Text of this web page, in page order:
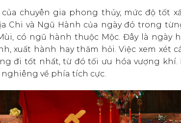
chuyên gia phong thủy, mức độ tốt
Chi và Ngũ Hành của ngày đó trong
có ngũ hành thuộc Mộc. Đây là ngày
xuất hành hay thăm hỏi. Việc xem xét
đi tốt nhất, từ đó tối ưu hóa vượng khí.
về phía tích cực.